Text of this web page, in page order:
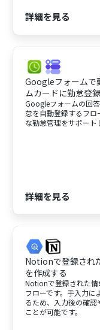
詳細を見る
Googleフォームで
ムカードに勤怠登
Googleフォームの回
怠を自動登録するフロ
な勤怠管理をサポート
詳細を見る
Notionで登録され
を作成する
Notionで登録された
フローです。手入力に
るため、入力後の確
ことが可能です。